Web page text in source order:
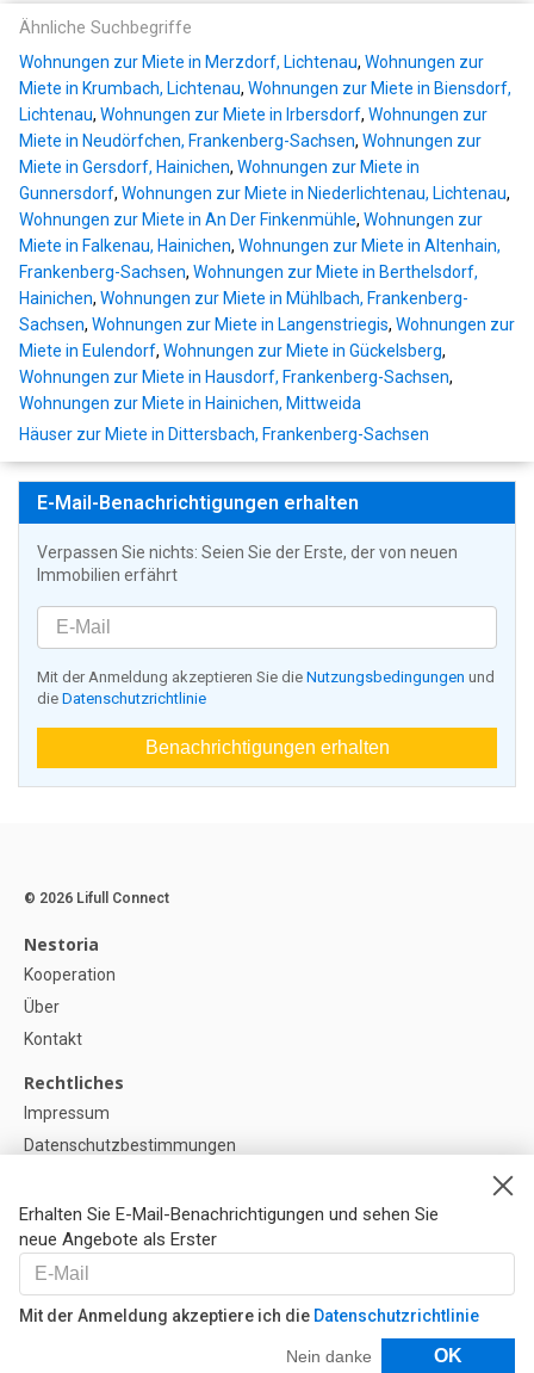
Ähnliche Suchbegriffe
Wohnungen zur Miete in Merzdorf, Lichtenau, Wohnungen zur
Miete in Krumbach, Lichtenau, Wohnungen zur Miete in Biensdorf,
Lichtenau, Wohnungen zur Miete in Irbersdorf, Wohnungen zur
Miete in Neudörfchen, Frankenberg-Sachsen, Wohnungen zur
Miete in Gersdorf, Hainichen, Wohnungen zur Miete in
Gunnersdorf, Wohnungen zur Miete in Niederlichtenau, Lichtenau,
Wohnungen zur Miete in An Der Finkenmühle, Wohnungen zur
Miete in Falkenau, Hainichen, Wohnungen zur Miete in Altenhain,
Frankenberg-Sachsen, Wohnungen zur Miete in Berthelsdorf,
Hainichen, Wohnungen zur Miete in Mühlbach, Frankenberg-
Sachsen, Wohnungen zur Miete in Langenstriegis, Wohnungen zur
Miete in Eulendorf, Wohnungen zur Miete in Gückelsberg,
Wohnungen zur Miete in Hausdorf, Frankenberg-Sachsen,
Wohnungen zur Miete in Hainichen, Mittweida
Häuser zur Miete in Dittersbach, Frankenberg-Sachsen
E-Mail-Benachrichtigungen erhalten
Verpassen Sie nichts: Seien Sie der Erste, der von neuen
Immobilien erfährt
Mit der Anmeldung akzeptieren Sie die Nutzungsbedingungen und
die Datenschutzrichtlinie
Benachrichtigungen erhalten
Erhalten Sie E-Mail-Benachrichtigungen und sehen Sie
neue Angebote als Erster
Mit der Anmeldung akzeptiere ich die Datenschutzrichtlinie
Nein danke OK
Filter
© 2026 Lifull Connect
Nestoria
Kooperation
Über
Kontakt
Rechtliches
Impressum
Datenschutzbestimmungen
Cookie-Einstellunge
Hilfe
FAQ
Unsere Partner